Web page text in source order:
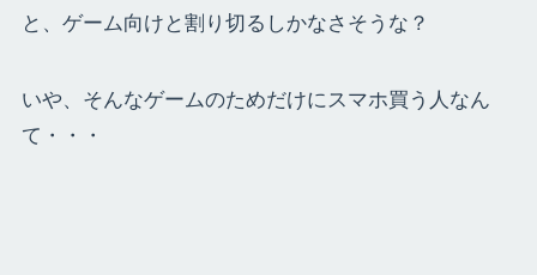
と、ゲーム向けと割り切るしかなさそうな？
いや、そんなゲームのためだけにスマホ買う人なん
て・・・